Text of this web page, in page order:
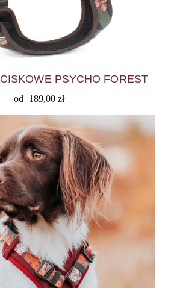
PSYCHO FOREST
od 189,00 zł